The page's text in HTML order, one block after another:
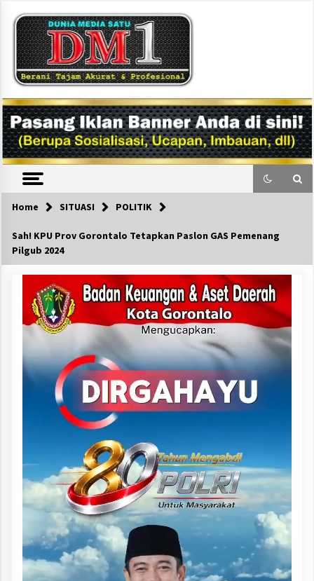
content
DM1
Home SITUASI POLITIK
Sah! KPU Prov Gorontalo Tetapkan Paslon GAS Pemenang
Pilgub 2024